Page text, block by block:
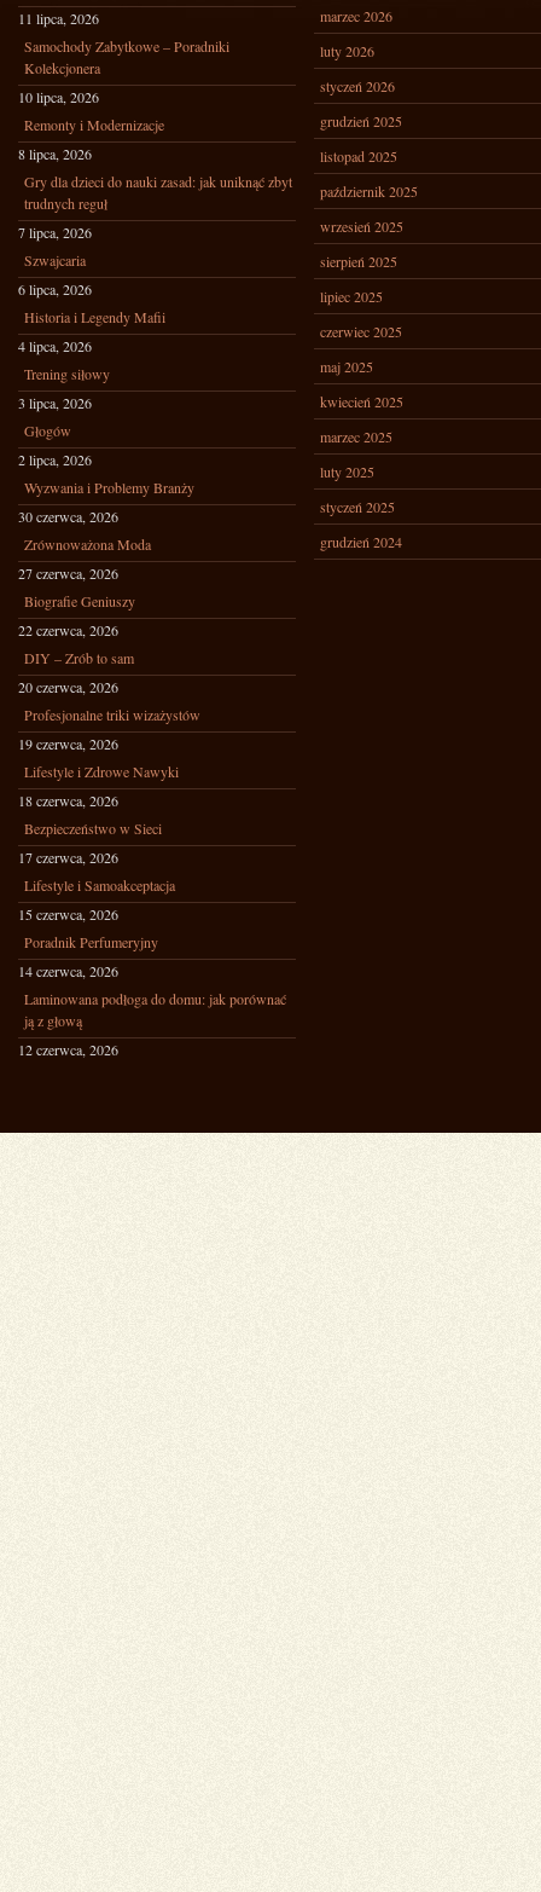
11 lipca, 2026
Samochody Zabytkowe – Poradniki
Kolekcjonera
10 lipca, 2026
Remonty i Modernizacje
8 lipca, 2026
Gry dla dzieci do nauki zasad: jak uniknąć zbyt
trudnych reguł
7 lipca, 2026
Szwajcaria
6 lipca, 2026
Historia i Legendy Mafii
4 lipca, 2026
Trening siłowy
3 lipca, 2026
Głogów
2 lipca, 2026
Wyzwania i Problemy Branży
30 czerwca, 2026
Zrównoważona Moda
27 czerwca, 2026
Biografie Geniuszy
22 czerwca, 2026
DIY – Zrób to sam
20 czerwca, 2026
Profesjonalne triki wizażystów
19 czerwca, 2026
Lifestyle i Zdrowe Nawyki
18 czerwca, 2026
Bezpieczeństwo w Sieci
17 czerwca, 2026
Lifestyle i Samoakceptacja
15 czerwca, 2026
Poradnik Perfumeryjny
14 czerwca, 2026
Laminowana podłoga do domu: jak porównać
ją z głową
12 czerwca, 2026
marzec 2026
luty 2026
styczeń 2026
grudzień 2025
listopad 2025
październik 2025
wrzesień 2025
sierpień 2025
lipiec 2025
czerwiec 2025
maj 2025
kwiecień 2025
marzec 2025
luty 2025
styczeń 2025
grudzień 2024